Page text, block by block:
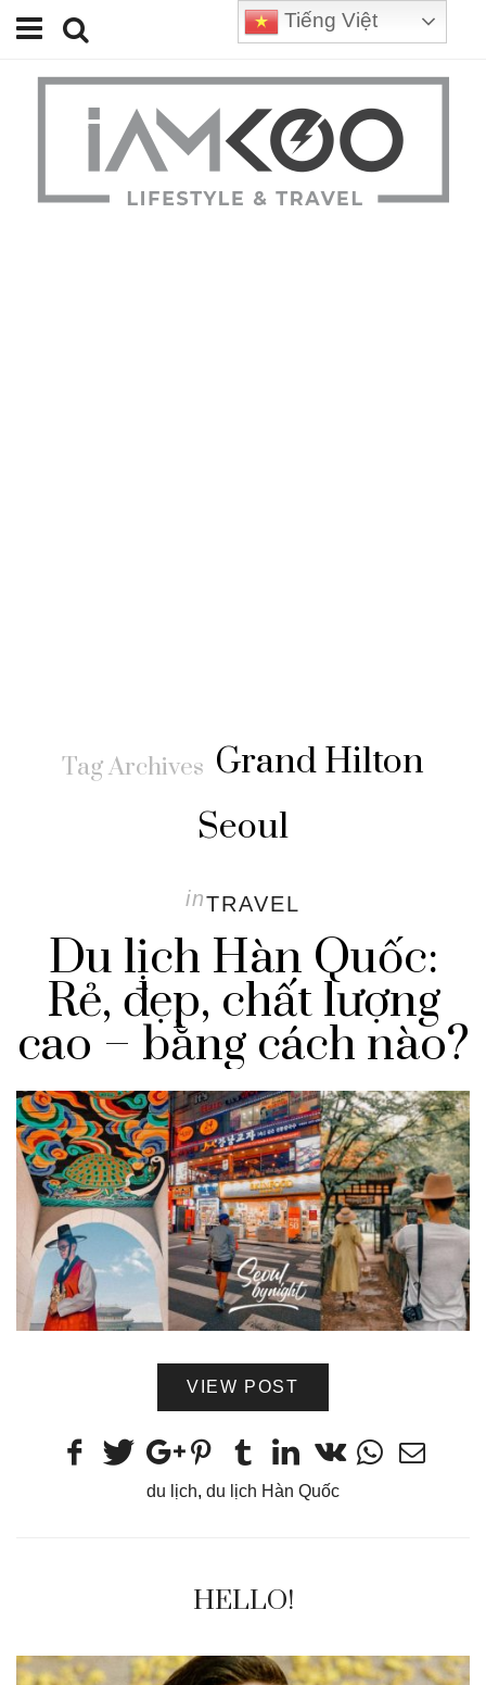
Home
Travel
Lifestyle
Tag Archives Grand Hilton
Seoul
inTRAVEL
Du lịch Hàn Quốc:
Rẻ, đẹp, chất lượng
cao – bằng cách nào?
VIEW POST
du lịch, du lịch Hàn Quốc
HELLO!
Tiếng Việt